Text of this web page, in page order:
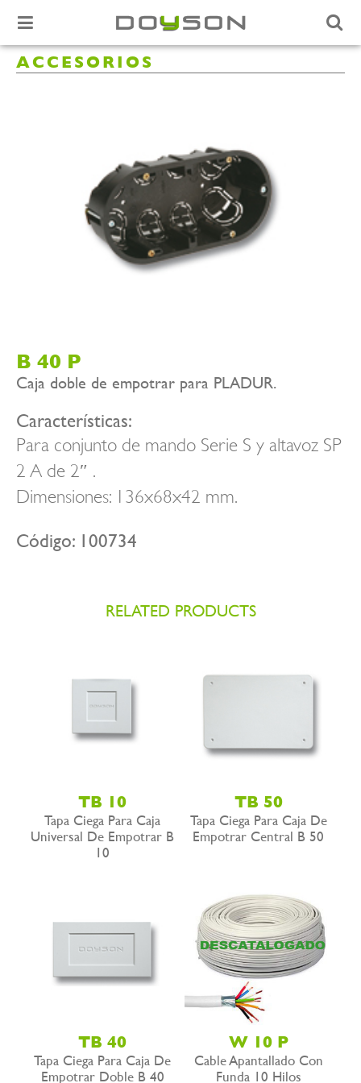
ACCESORIOS
B 40 P
Caja doble de empotrar para PLADUR.
Características:
Para conjunto de mando Serie S y altavoz SP
2 A de 2″ .
Dimensiones: 136x68x42 mm.
Código: 100734
RELATED PRODUCTS
TB 10
Tapa Ciega Para Caja
Universal De Empotrar B
10
TB 50
Tapa Ciega Para Caja De
Empotrar Central B 50
TB 40
Tapa Ciega Para Caja De
Empotrar Doble B 40
W 10 P
Cable Apantallado Con
Funda 10 Hilos